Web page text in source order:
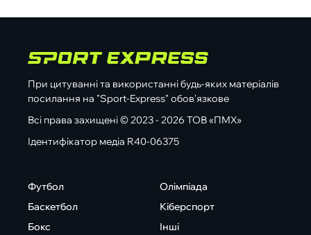
При цитуванні та використанні будь-яких матеріалів
посилання на "Sport-Express" обов'язкове
Всі права захищені © 2023 - 2026 ТОВ «ПМХ»
Ідентифікатор медіа R40-06375
Футбол
Баскетбол
Бокс
Олімпіада
Кіберспорт
Інші